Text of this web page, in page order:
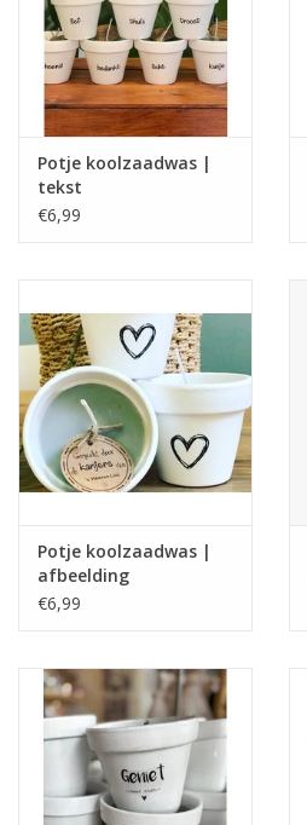
Potje koolzaadwas |
tekst
€6,99
Potje koolzaadwas |
afbeelding
€6,99